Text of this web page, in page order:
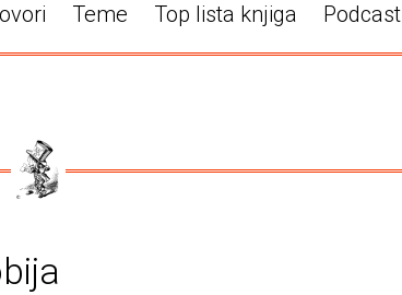
Teme Top lista knjiga Podcast